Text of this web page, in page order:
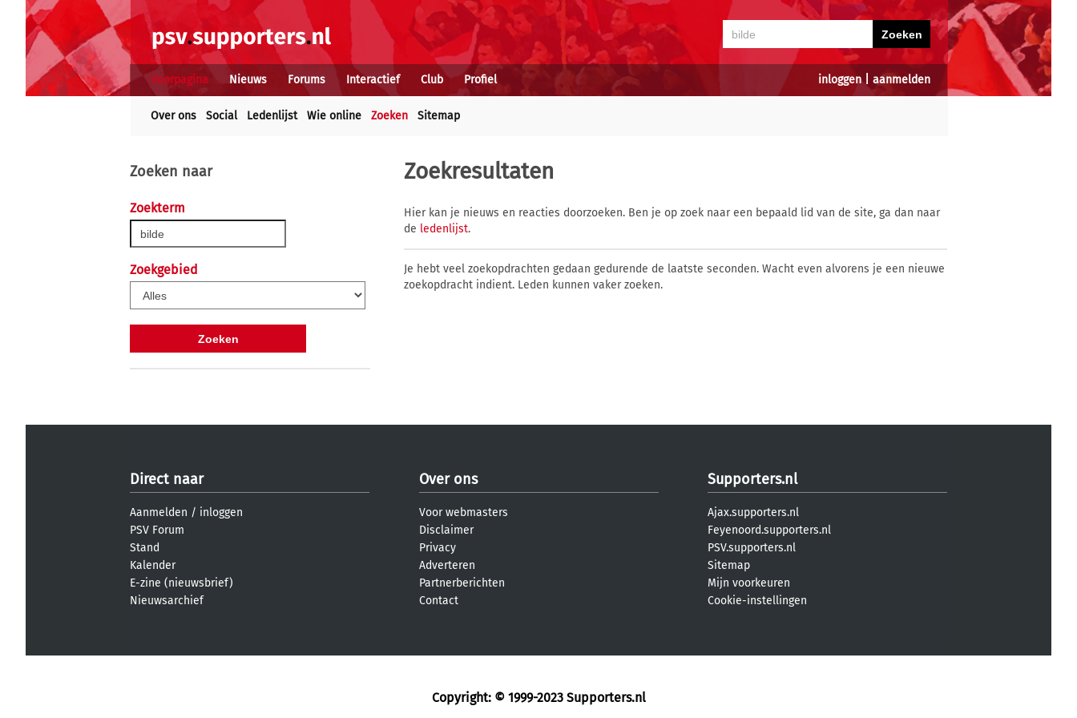
inloggen| aanmelden
Voorpagina Nieuws Forums Interactief Club Profiel
Over ons Social Ledenlijst Wie online Zoeken Sitemap
Zoeken naar
Zoekterm
Zoekgebied
Zoekresultaten
Hier kan je nieuws en reacties doorzoeken. Ben je op zoek naar een bepaald lid van de site, ga dan naar
de ledenlijst.
Je hebt veel zoekopdrachten gedaan gedurende de laatste seconden. Wacht even alvorens je een nieuwe
zoekopdracht indient. Leden kunnen vaker zoeken.
Direct naar
Aanmelden / inloggen
PSV Forum
Stand
Kalender
E-zine (nieuwsbrief)
Nieuwsarchief
Over ons
Voor webmasters
Disclaimer
Privacy
Adverteren
Partnerberichten
Contact
Supporters.nl
Ajax.supporters.nl
Feyenoord.supporters.nl
PSV.supporters.nl
Sitemap
Mijn voorkeuren
Cookie-instellingen
Copyright: © 1999-2023 Supporters.nl